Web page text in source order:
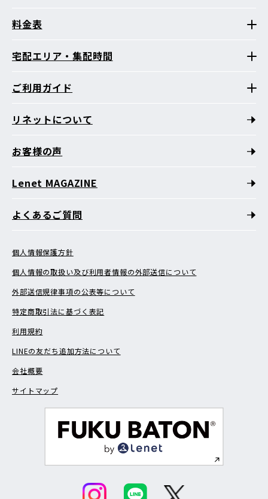
料金表
宅配エリア・集配時間
ご利用ガイド
リネットについて
お客様の声
Lenet MAGAZINE
よくあるご質問
個人情報保護方針
個人情報の取扱い及び利用者情報の外部送信について
外部送信規律事項の公表等について
特定商取引法に基づく表記
利用規約
LINEの友だち追加方法について
会社概要
サイトマップ